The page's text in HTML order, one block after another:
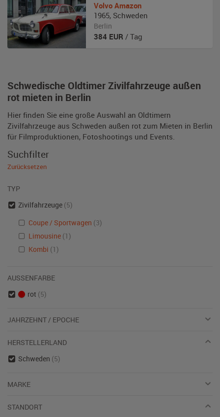
Schwedische Oldtimer Zivilfahrzeuge außen
rot mieten in Berlin
Hier finden Sie eine große Auswahl an Oldtimern
Zivilfahrzeuge aus Schweden außen rot zum Mieten in Berlin
für Filmproduktionen, Fotoshootings und Events.
Volvo Amazon
1965, Schweden
Berlin
384 EUR / Tag
Suchfilter
Zurücksetzen
TYP
Zivilfahrzeuge (5)
Coupe / Sportwagen (3)
Limousine (1)
Kombi (1)
AUSSENFARBE
rot (5)
JAHRZEHNT / EPOCHE
HERSTELLERLAND
Schweden (5)
MARKE
STANDORT